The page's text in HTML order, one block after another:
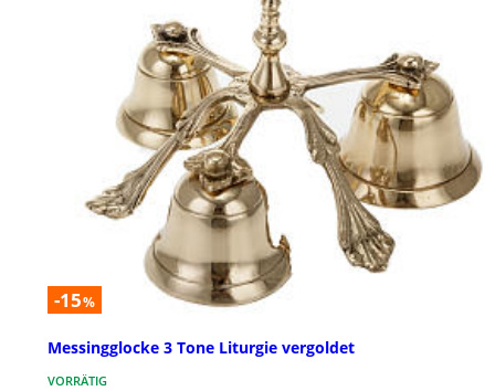
-15%
Messingglocke 3 Tone Liturgie vergoldet
VORRÄTIG